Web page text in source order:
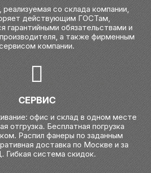
реализуемая со склада компании,
действующим ГОСТам,
гарантийными обязательствами и
а также фирменным
компании.
СЕРВИС
офис и склад в одном месте
отгрузка. Бесплатная погрузка
Распил фанеры по заданным
доставка по Москве и за
система скидок.